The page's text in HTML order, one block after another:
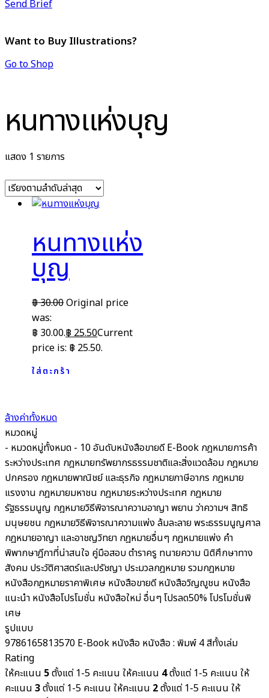
Send Brief
Want to Buy Illustrations?
Go to Shop
หนทางแห่งบุญ
แสดง 1 รายการ
หนทางแห่ง
บุญ
฿30.00Original price
was:
฿ 30.00.฿25.50Current
price is: ฿ 25.50.
ใส่ตะกร้า
ล้างค่าทั้งหมด
หมวดหมู่
- หมวดหมู่ทั้งหมด - 10 อันดับหนังสือขายดี E-Book กฎหมายการค้า
ระหว่างประเทศ กฎหมายทรัพยากรธรรมชาติและสิ่งแวดล้อม กฎหมาย
ปกครอง กฎหมายพาณิชย์ และธุรกิจ กฎหมายภาษีอากร กฎหมาย
แรงงาน กฎหมายมหาชน กฎหมายระหว่างประเทศ กฎหมาย
รัฐธรรมนูญ กฎหมายวิธีพิจารณาความอาญา พยาน ว่าความฯ สิทธิ
มนุษยชน กฎหมายวิธีพิจารณาความแพ่ง ล้มละลาย พระธรรมนูญศาล
กฎหมายอาญา และอาชญวิทยา กฎหมายอื่นๆ กฎหมายแพ่ง คำ
พิพากษาฎีกาที่น่าสนใจ คู่มือสอบตำราครู ทนายความ นิติศึกษาทาง
สังคม ประวัติศาสตร์และปรัชญา ประมวลกฎหมาย รวมกฎหมาย
หนังสือกฎหมายราคาพิเศษ หนังสือขายดี หนังสือวิญญูชน หนังสือ
แนะนำ หนังสือโปรโมชั่น หนังสือใหม่อื่นๆโปรลด50%โปรโมชั่นพิ
เศษ
รูปแบบ
9786165813570 E-Book หนังสือ หนังสือ : พิมพ์ 4 สีทั้งเล่ม
Rating
ให้คะแนน 5ตั้งแต่ 1-5 คะแนน ให้คะแนน 4ตั้งแต่ 1-5 คะแนน ให้
คะแนน 3ตั้งแต่ 1-5 คะแนน ให้คะแนน 2ตั้งแต่ 1-5 คะแนน ให้